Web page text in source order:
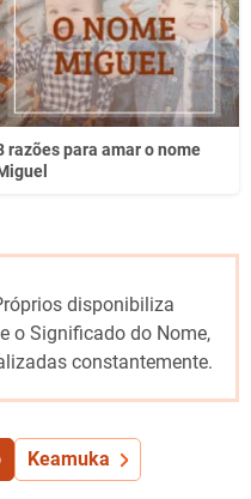
razões para amar o nome
disponibiliza
o Significado do Nome,
constantemente.
Keamuka